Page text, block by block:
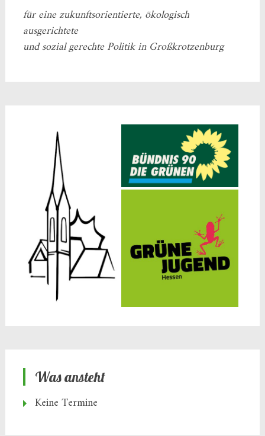
für eine zukunftsorientierte, ökologisch
ausgerichtete
und sozial gerechte Politik in Großkrotzenburg
Was ansteht
Keine Termine